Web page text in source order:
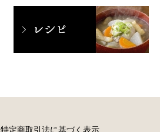
特定商取引法に基づく表示